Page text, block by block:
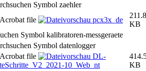
zaehler
pcx3x_de
KB
kalibratoren-messgeraete
datenlogger
DL-
10_Web_nt
KB